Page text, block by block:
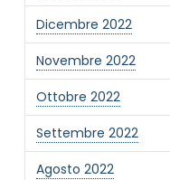
Dicembre 2022
Novembre 2022
Ottobre 2022
Settembre 2022
Agosto 2022